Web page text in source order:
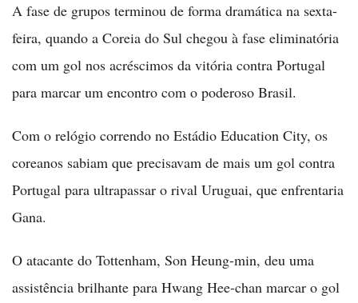
A fase de grupos terminou de forma dramática na sexta-
feira, quando a Coreia do Sul chegou à fase eliminatória
com um gol nos acréscimos da vitória contra Portugal
para marcar um encontro com o poderoso Brasil.
Com o relógio correndo no Estádio Education City, os
coreanos sabiam que precisavam de mais um gol contra
Portugal para ultrapassar o rival Uruguai, que enfrentaria
Gana.
O atacante do Tottenham, Son Heung-min, deu uma
assistência brilhante para Hwang Hee-chan marcar o gol